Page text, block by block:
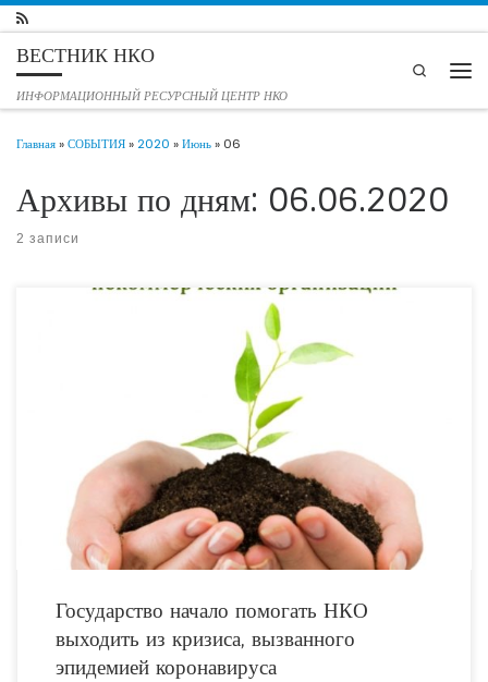
Перейти к содержимому
ВЕСТНИК НКО
ИНФОРМАЦИОННЫЙ РЕСУРСНЫЙ ЦЕНТР НКО
Search
Главная»СОБЫТИЯ»2020 »Июнь» 06
Архивы по дням: 06.06.2020
2 записи
Весной 2020 года вступили в силу, приняты к исполнению или еще
разрабатываются законодательные изменения разных уровней, некоторые из них
должны будут действовать и после окончания
Государство начало помогать НКО
выходить из кризиса, вызванного
эпидемией коронавируса